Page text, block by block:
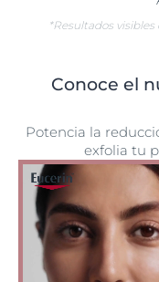
*Resultados
Conoce el
Potencia la
exfolia tu